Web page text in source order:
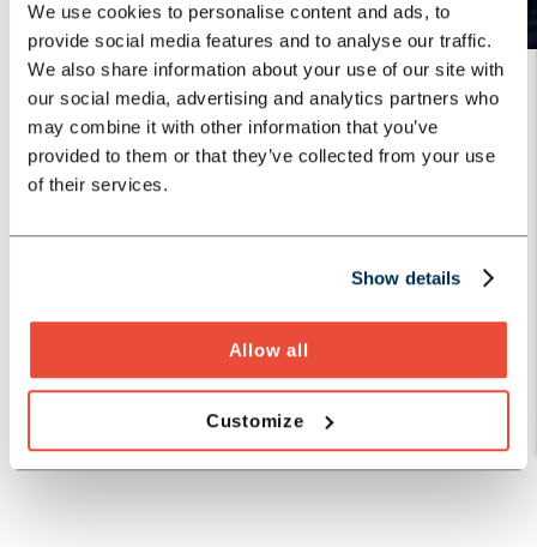
We use cookies to personalise content and ads, to
provide social media features and to analyse our traffic.
We also share information about your use of our site with
our social media, advertising and analytics partners who
may combine it with other information that you’ve
provided to them or that they’ve collected from your use
of their services.
Show details
Allow all
Customize
ankommt.
Jetzt Starten